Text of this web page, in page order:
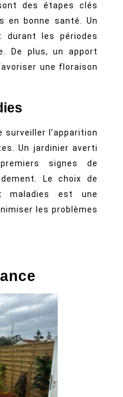
des étapes clés
en bonne santé. Un
durant les périodes
De plus, un apport
une floraison
surveiller l’apparition
Un jardinier averti
signes de
Le choix de
maladies est une
les problèmes